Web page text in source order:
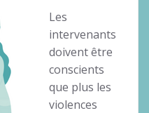
Les
intervenants
doivent être
conscients
que plus les
violences